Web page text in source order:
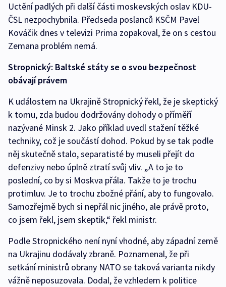
Uctění padlých při další části moskevských oslav KDU-
ČSL nezpochybnila. Předseda poslanců KSČM Pavel
Kováčik dnes v televizi Prima zopakoval, že on s cestou
Zemana problém nemá.
Stropnický: Baltské státy se o svou bezpečnost
obávají právem
K událostem na Ukrajině Stropnický řekl, že je skeptický
k tomu, zda budou dodržovány dohody o příměří
nazývané Minsk 2. Jako příklad uvedl stažení těžké
techniky, což je součástí dohod. Pokud by se tak podle
něj skutečně stalo, separatisté by museli přejít do
defenzivy nebo úplně ztratí svůj vliv. „A to je to
poslední, co by si Moskva přála. Takže to je trochu
protimluv. Je to trochu zbožné přání, aby to fungovalo.
Samozřejmě bych si nepřál nic jiného, ale právě proto,
co jsem řekl, jsem skeptik,“ řekl ministr.
Podle Stropnického není nyní vhodné, aby západní země
na Ukrajinu dodávaly zbraně. Poznamenal, že při
setkání ministrů obrany NATO se taková varianta nikdy
vážně neposuzovala. Dodal, že vzhledem k politice